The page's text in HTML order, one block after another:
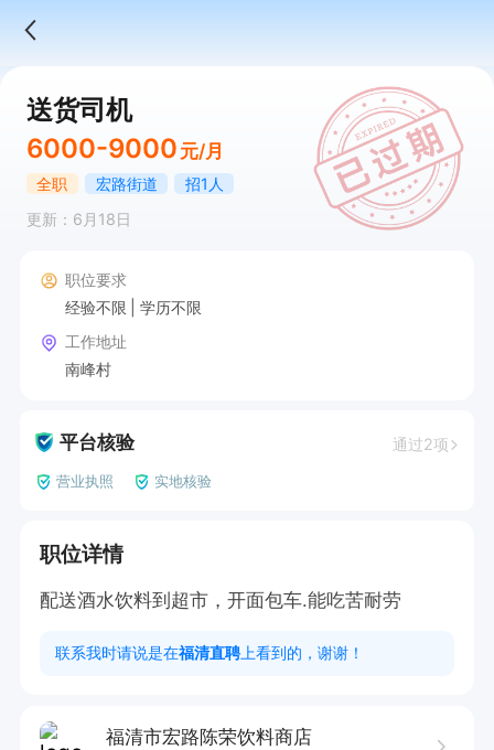
送货司机
6000-9000 元/月
全职 宏路街道
招1人
更新：6月18日
职位要求
经验不限
学历不限
工作地址
南峰村
平台核验 通过2项
营业执照 实地核验
职位详情
配送酒水饮料到超市，开面包车.能吃苦耐劳
联系我时请说是在福清直聘 上看到的，谢谢！
福清市宏路陈荣饮料商店